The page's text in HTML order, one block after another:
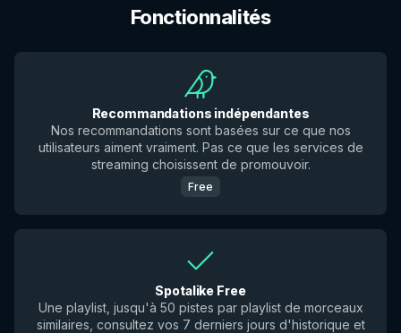
Fonctionnalités
Recommandations indépendantes
Nos recommandations sont basées sur ce que nos
utilisateurs aiment vraiment. Pas ce que les services de
streaming choisissent de promouvoir.
Free
Spotalike Free
Une playlist, jusqu'à 50 pistes par playlist de morceaux
similaires, consultez vos 7 derniers jours d'historique et